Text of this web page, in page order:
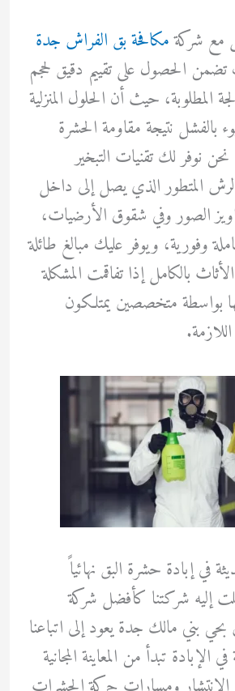
مع شركةمكافحة بق الفراش جدة
الحصول على تقييم دقيق لحجم
المطلوبة، حيث أن الحلول المنزلية
بالفشل نتيجة مقاومة الحشرة
نوفر لك تقنيات التبخير
المتطور الذي يصل إلى داخل
الصور وفي شقوق الأرضيات،
وفورية، ويوفر عليك مبالغ طائلة
بالكامل إذا تفاقمت المشكلة
بواسطة متخصصين يمتلكون
في إبادة حشرة البق نهائياً
إليه شركتنا كأفضل شركة
بني مالك جدة يعود إلى اتباعنا
الإبادة تبدأ من المعاينة المجانية